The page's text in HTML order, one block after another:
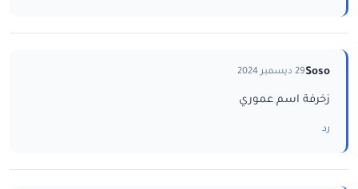
Soso29 ديسمبر 2024
زخرفة اسم عموري
رد